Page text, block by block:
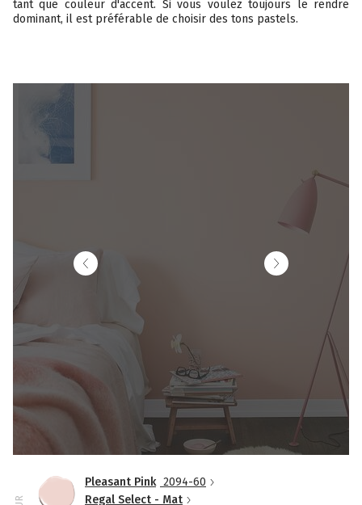
tant que couleur d'accent. Si vous voulez toujours le rendre
dominant, il est préférable de choisir des tons pastels.
Pleasant Pink 2094-60
Regal Select - Mat